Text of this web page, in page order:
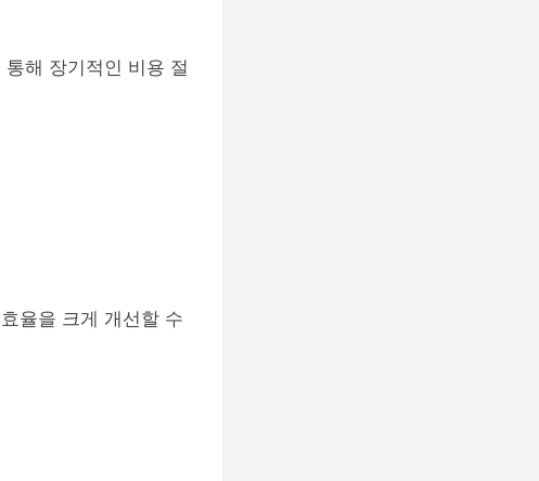
해 장기적인 비용 절
율을 크게 개선할 수